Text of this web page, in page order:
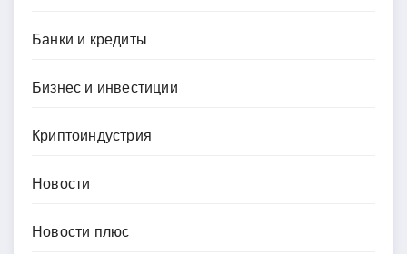
Банки и кредиты
Бизнес и инвестиции
Криптоиндустрия
Новости
Новости плюс